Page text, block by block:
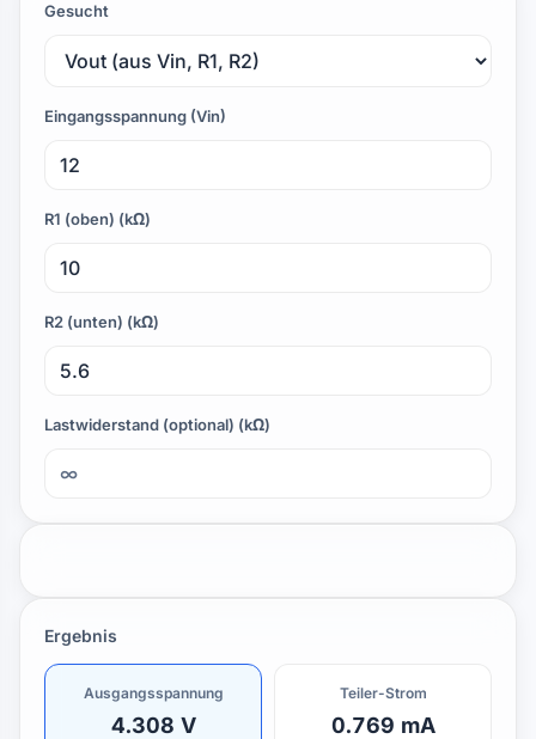
Gesucht
Eingangsspannung (Vin)
R1 (oben) (kΩ)
R2 (unten) (kΩ)
Lastwiderstand (optional) (kΩ)
Ergebnis
Ausgangsspannung
4.308 V
Teiler-Strom
0.769 mA